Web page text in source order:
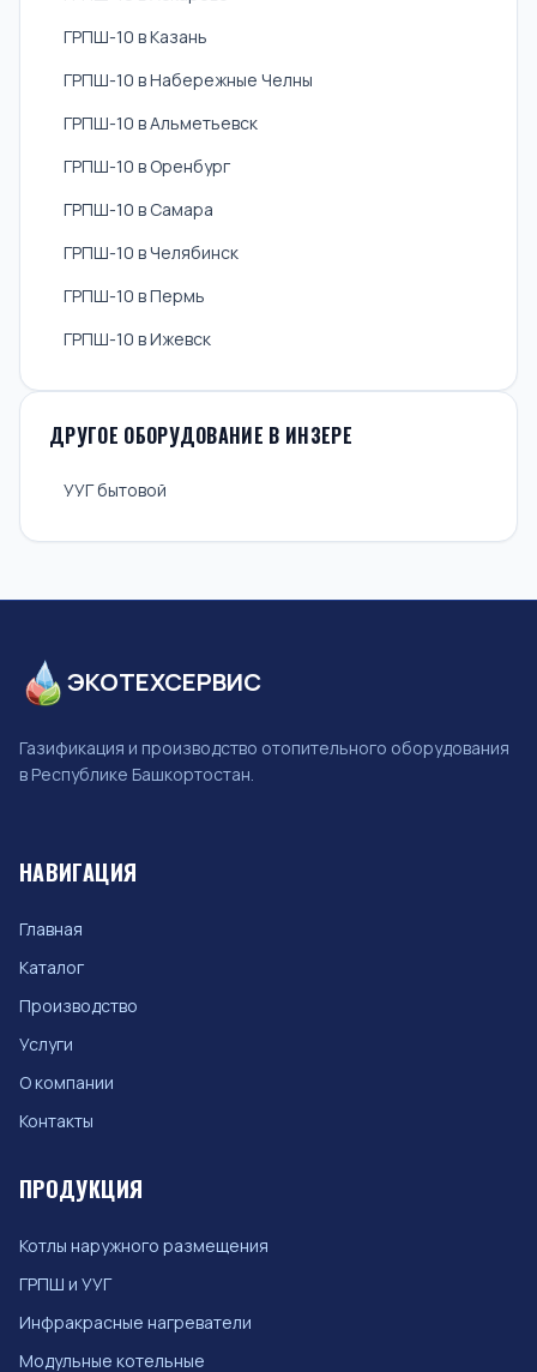
ГРПШ-10 в Казань
ГРПШ-10 в Набережные Челны
ГРПШ-10 в Альметьевск
ГРПШ-10 в Оренбург
ГРПШ-10 в Самара
ГРПШ-10 в Челябинск
ГРПШ-10 в Пермь
ГРПШ-10 в Ижевск
ДРУГОЕ ОБОРУДОВАНИЕ В ИНЗЕРЕ
УУГ бытовой
ЭКОТЕХСЕРВИС
Газификация и производство отопительного оборудования
в Республике Башкортостан.
НАВИГАЦИЯ
Главная
Каталог
Производство
Услуги
О компании
Контакты
ПРОДУКЦИЯ
Котлы наружного размещения
ГРПШ и УУГ
Инфракрасные нагреватели
Модульные котельные